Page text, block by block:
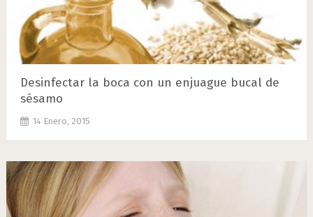
Desinfectar la boca con un enjuague bucal de
sésamo
14 Enero, 2015